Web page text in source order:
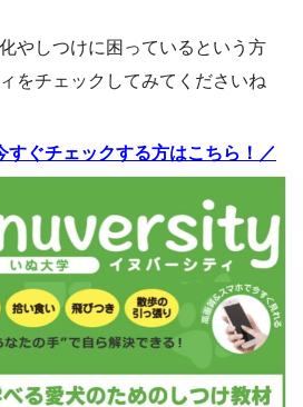
やしつけに困っているという方
をチェックしてみてくださいね
すぐチェックする方はこちら！／